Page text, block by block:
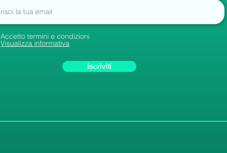
Accetto termini e condizioni
Visualizza informativa
Iscriviti